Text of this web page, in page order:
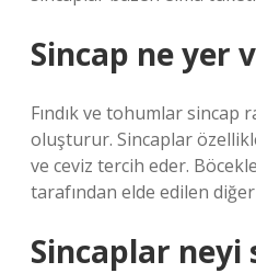
Sincap ne yer
Fındık ve tohumlar sincap
oluşturur. Sincaplar
ve ceviz tercih eder.
tarafından elde edilen
Sincaplar neyi